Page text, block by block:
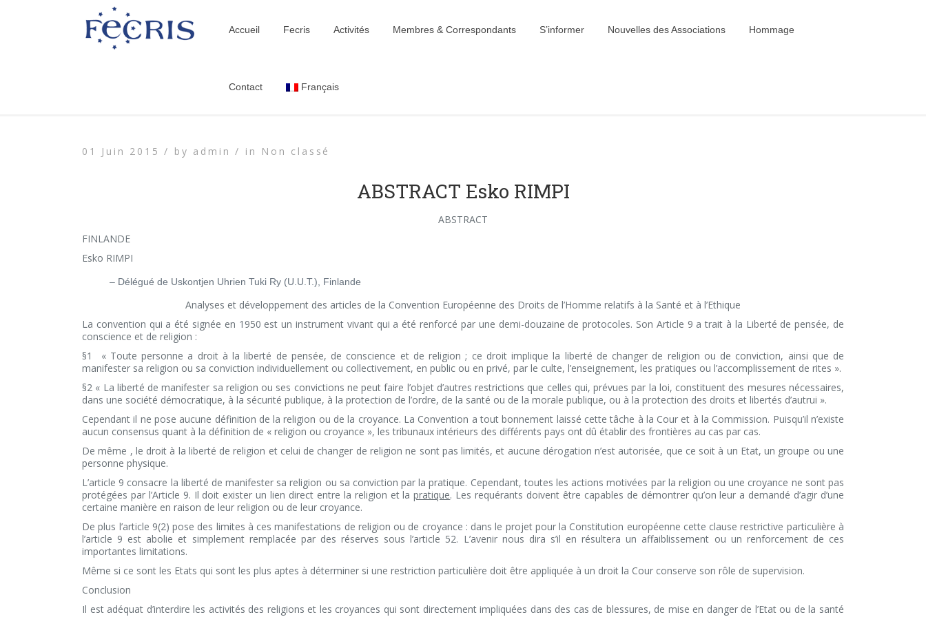
Accueil Fecris Activités Membres & Correspondants S’informer Nouvelles des Associations Hommage
Contact Français
01 Juin 2015 / by admin / in Non classé
ABSTRACT Esko RIMPI
ABSTRACT
FINLANDE
Esko RIMPI
– Délégué de Uskontjen Uhrien Tuki Ry (U.U.T.), Finlande
Analyses et développement des articles de la Convention Européenne des Droits de l’Homme relatifs à la Santé et à l’Ethique
La convention qui a été signée en 1950 est un instrument vivant qui a été renforcé par une demi-douzaine de protocoles. Son Article 9 a trait à la Liberté de pensée, de
conscience et de religion :
§1
« Toute personne a droit à la liberté de pensée, de conscience et de religion ; ce droit implique la liberté de changer de religion ou de conviction, ainsi que de
manifester sa religion ou sa conviction individuellement ou collectivement, en public ou en privé, par le culte, l’enseignement, les pratiques ou l’accomplissement de rites ».
§2 « La liberté de manifester sa religion ou ses convictions ne peut faire l’objet d’autres restrictions que celles qui, prévues par la loi, constituent des mesures nécessaires,
dans une société démocratique, à la sécurité publique, à la protection de l’ordre, de la santé ou de la morale publique, ou à la protection des droits et libertés d’autrui ».
Cependant il ne pose aucune définition de la religion ou de la croyance. La Convention a tout bonnement laissé cette tâche à la Cour et à la Commission. Puisqu’il n’existe
aucun consensus quant à la définition de « religion ou croyance », les tribunaux intérieurs des différents pays ont dû établir des frontières au cas par cas.
De même , le droit à la liberté de religion et celui de changer de religion ne sont pas limités, et aucune dérogation n’est autorisée, que ce soit à un Etat, un groupe ou une
personne physique.
L’article 9 consacre la liberté de manifester sa religion ou sa conviction par la pratique. Cependant, toutes les actions motivées par la religion ou une croyance ne sont pas
protégées par l’Article 9. Il doit exister un lien direct entre la religion et la pratique. Les requérants doivent être capables de démontrer qu’on leur a demandé d’agir d’une
certaine manière en raison de leur religion ou de leur croyance.
De plus l’article 9(2) pose des limites à ces manifestations de religion ou de croyance : dans le projet pour la Constitution européenne cette clause restrictive particulière à
l’article 9 est abolie et simplement remplacée par des réserves sous l’article 52. L’avenir nous dira s’il en résultera un affaiblissement ou un renforcement de ces
importantes limitations.
Même si ce sont les Etats qui sont les plus aptes à déterminer si une restriction particulière doit être appliquée à un droit la Cour conserve son rôle de supervision.
Conclusion
Il est adéquat d’interdire les activités des religions et les croyances qui sont directement impliquées dans des cas de blessures, de mise en danger de l’Etat ou de la santé